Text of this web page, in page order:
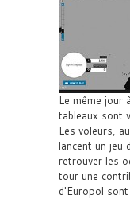
Le même jour
tableaux sont
Les voleurs,
lancent un jeu
retrouver les
tour une
d'Europol